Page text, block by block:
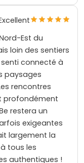
Est du
loin des sentiers
connecté à
paysages
rencontres
profondément
restera un
exigeantes
largement la
tous les
authentiques !